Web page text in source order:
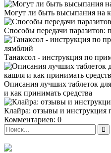
Могут ли быть высыпания на
Способы передачи
Танаксол - инструкция по
Описания лучших таблеток
и как принимать средства
Клайра: отзывы и
Комментариев: 0